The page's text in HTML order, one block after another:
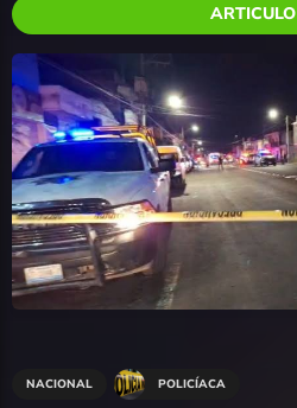
ARTICULO
NACIONAL POLICÍACA